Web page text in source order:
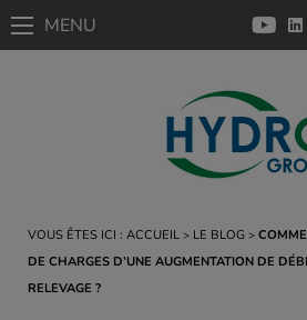
MENU
VOUS ÊTES ICI : ACCUEIL LE BLOG
DE CHARGES D’UNE AUGMENTATION DE
RELEVAGE ?